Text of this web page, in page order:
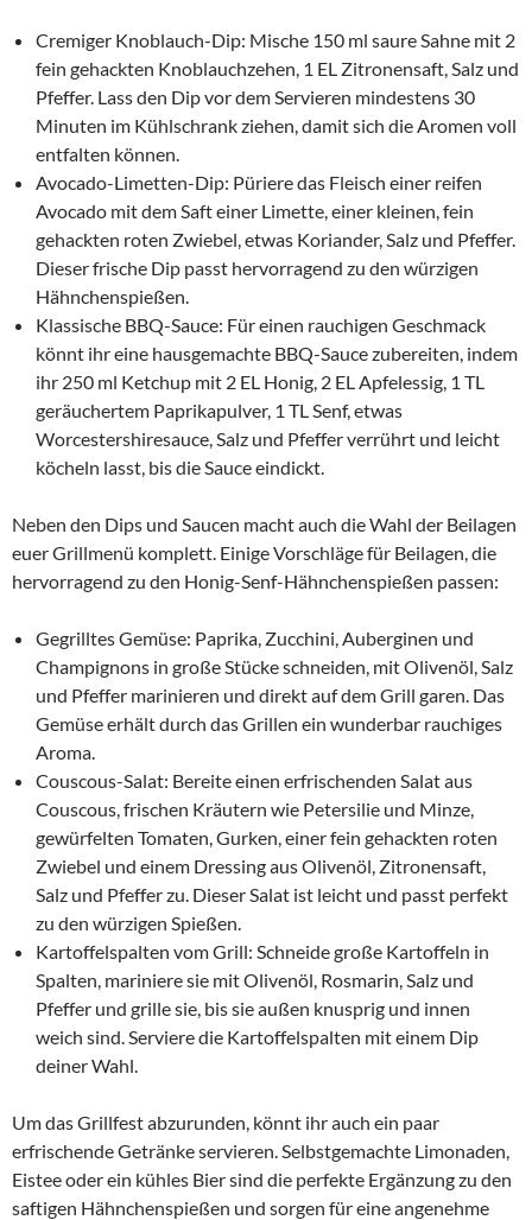
Cremiger Knoblauch-Dip: Mische 150 ml saure Sahne mit 2
fein gehackten Knoblauchzehen, 1 EL Zitronensaft, Salz und
Pfeffer. Lass den Dip vor dem Servieren mindestens 30
Minuten im Kühlschrank ziehen, damit sich die Aromen voll
entfalten können.
Avocado-Limetten-Dip: Püriere das Fleisch einer reifen
Avocado mit dem Saft einer Limette, einer kleinen, fein
gehackten roten Zwiebel, etwas Koriander, Salz und Pfeffer.
Dieser frische Dip passt hervorragend zu den würzigen
Hähnchenspießen.
Klassische BBQ-Sauce: Für einen rauchigen Geschmack
könnt ihr eine hausgemachte BBQ-Sauce zubereiten, indem
ihr 250 ml Ketchup mit 2 EL Honig, 2 EL Apfelessig, 1 TL
geräuchertem Paprikapulver, 1 TL Senf, etwas
Worcestershiresauce, Salz und Pfeffer verrührt und leicht
köcheln lasst, bis die Sauce eindickt.
Neben den Dips und Saucen macht auch die Wahl der Beilagen
euer Grillmenü komplett. Einige Vorschläge für Beilagen, die
hervorragend zu den Honig-Senf-Hähnchenspießen passen:
Gegrilltes Gemüse: Paprika, Zucchini, Auberginen und
Champignons in große Stücke schneiden, mit Olivenöl, Salz
und Pfeffer marinieren und direkt auf dem Grill garen. Das
Gemüse erhält durch das Grillen ein wunderbar rauchiges
Aroma.
Couscous-Salat: Bereite einen erfrischenden Salat aus
Couscous, frischen Kräutern wie Petersilie und Minze,
gewürfelten Tomaten, Gurken, einer fein gehackten roten
Zwiebel und einem Dressing aus Olivenöl, Zitronensaft,
Salz und Pfeffer zu. Dieser Salat ist leicht und passt perfekt
zu den würzigen Spießen.
Kartoffelspalten vom Grill: Schneide große Kartoffeln in
Spalten, mariniere sie mit Olivenöl, Rosmarin, Salz und
Pfeffer und grille sie, bis sie außen knusprig und innen
weich sind. Serviere die Kartoffelspalten mit einem Dip
deiner Wahl.
Um das Grillfest abzurunden, könnt ihr auch ein paar
erfrischende Getränke servieren. Selbstgemachte Limonaden,
Eistee oder ein kühles Bier sind die perfekte Ergänzung zu den
saftigen Hähnchenspießen und sorgen für eine angenehme